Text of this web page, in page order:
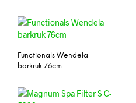
Functionals Wendela
barkruk 76cm